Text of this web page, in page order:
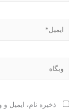
ذخیره نام، ایمیل